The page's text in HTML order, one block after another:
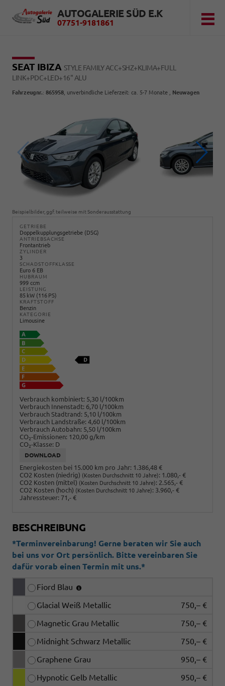
AUTOGALERIE SÜD E.K
07751-9181861
SEAT IBIZA STYLE FAMILY ACC+SHZ+KLIMA+FULL
LINK+PDC+LED+16" ALU
Fahrzeugnr.: 865958 , unverbindliche Lieferzeit: ca. 5-7 Monate , Neuwagen
Beispielbilder, ggf. teilweise mit Sonderausstattung
GETRIEBE
Doppelkupplungsgetriebe (DSG)
ANTRIEBSACHSE
Frontantrieb
ZYLINDER
3
SCHADSTOFFKLASSE
Euro 6 EB
HUBRAUM
999 ccm
LEISTUNG
85 kW (116 PS)
KRAFTSTOFF
Benzin
KATEGORIE
Limousine
Verbrauch kombiniert: 5,30 l/100km
Verbrauch Innenstadt: 6,70 l/100km
Verbrauch Stadtrand: 5,10 l/100km
Verbrauch Landstraße: 4,60 l/100km
Verbrauch Autobahn: 5,50 l/100km
CO2-Emissionen: 120,00 g/km
CO2-Klasse: D
DOWNLOAD
Energiekosten bei 15.000 km pro Jahr: 1.386,48 €
CO2 Kosten (niedrig) (Kosten Durchschnitt 10 Jahre): 1.080,- €
CO2 Kosten (mittel) (Kosten Durchschnitt 10 Jahre): 2.565,- €
CO2 Kosten (hoch) (Kosten Durchschnitt 10 Jahre): 3.960,- €
Jahressteuer: 71,- €
BESCHREIBUNG
*Terminvereinbarung! Gerne beraten wir Sie auch
bei uns vor Ort persönlich. Bitte vereinbaren Sie
dafür vorab einen Termin mit uns.*
Fiord Blau
Glacial Weiß Metallic
750,– €
Magnetic Grau Metallic
750,– €
Midnight Schwarz Metallic
750,– €
Graphene Grau
950,– €
Hypnotic Gelb Metallic
950,– €